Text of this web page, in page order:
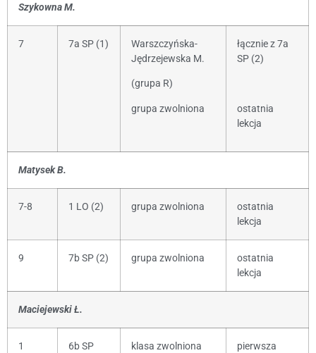
Szykowna M.
7 7a SP (1)
Warszczyńska-
Jędrzejewska M.
(grupa R)
grupa zwolniona
łącznie z 7a
SP (2)
ostatnia
lekcja
Matysek B.
7-8 1 LO (2) grupa zwolniona
ostatnia
lekcja
9 7b SP (2) grupa zwolniona
ostatnia
lekcja
Maciejewski Ł.
1 6b SP klasa zwolniona
pierwsza